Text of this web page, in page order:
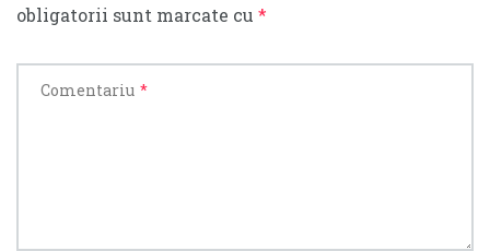
obligatorii sunt marcate cu *
Comentariu *